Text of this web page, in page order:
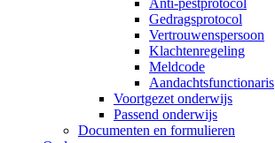
Anti-pestprotocol
Gedragsprotocol
Vertrouwenspersoon
Klachtenregeling
Meldcode
Aandachtsfunctionaris
Voortgezet onderwijs
Passend onderwijs
Documenten en formulieren